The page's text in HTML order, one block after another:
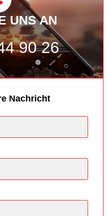
UNS AN
90 26
Nachricht